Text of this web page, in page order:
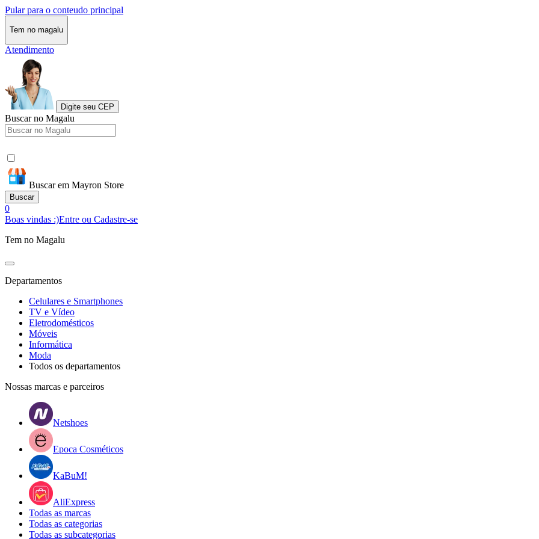
Pular para o conteudo principal
Tem no magalu
Atendimento
Digite seu CEP
Buscar no Magalu
Buscar em Mayron Store
Buscar
0
Boas vindas :)Entre ou Cadastre-se
Tem no Magalu
Departamentos
Celulares e Smartphones
TV e Vídeo
Eletrodomésticos
Móveis
Informática
Moda
Todos os departamentos
Nossas marcas e parceiros
Netshoes
Epoca Cosméticos
KaBuM!
AliExpress
Todas as marcas
Todas as categorias
Todas as subcategorias